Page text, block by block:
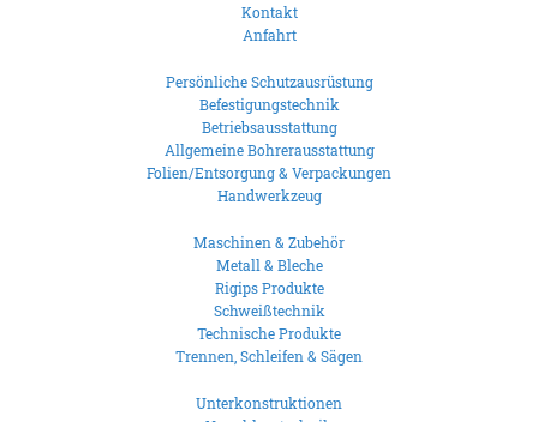
Kontakt
Anfahrt
Persönliche Schutzausrüstung
Befestigungstechnik
Betriebsausstattung
Allgemeine Bohrerausstattung
Folien/Entsorgung & Verpackungen
Handwerkzeug
Maschinen & Zubehör
Metall & Bleche
Rigips Produkte
Schweißtechnik
Technische Produkte
Trennen, Schleifen & Sägen
Unterkonstruktionen